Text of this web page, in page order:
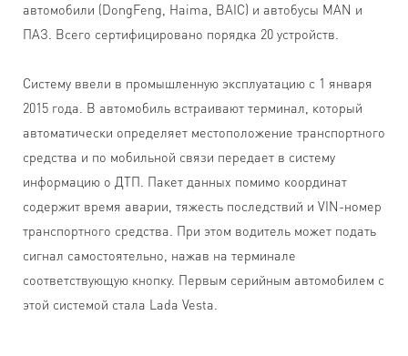
автомобили (DongFeng, Haima, BAIC) и автобусы MAN и
ПАЗ. Всего сертифицировано порядка 20 устройств.
Систему ввели в промышленную эксплуатацию с 1 января
2015 года. В автомобиль встраивают терминал, который
автоматически определяет местоположение транспортного
средства и по мобильной связи передает в систему
информацию о ДТП. Пакет данных помимо координат
содержит время аварии, тяжесть последствий и VIN-номер
транспортного средства. При этом водитель может подать
сигнал самостоятельно, нажав на терминале
соответствующую кнопку. Первым серийным автомобилем с
этой системой стала Lada Vesta.